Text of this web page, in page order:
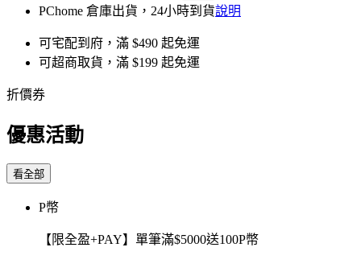
PChome 倉庫出貨，24小時到貨說明
可宅配到府，滿 $490 起免運
可超商取貨，滿 $199 起免運
折價券
優惠活動
看全部
P幣
【限全盈+PAY】單筆滿$5000送100P幣